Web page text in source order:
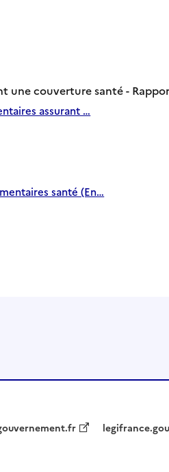
une couverture santé -
assurant …
santé (En…